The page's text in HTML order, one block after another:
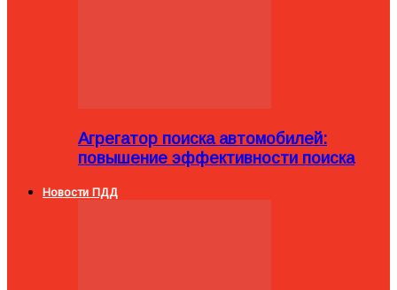
Агрегатор поиска автомобилей:
повышение эффективности поиска
Новости ПДД